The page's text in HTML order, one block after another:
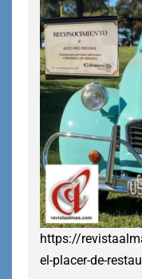
https://
el-placer-de-